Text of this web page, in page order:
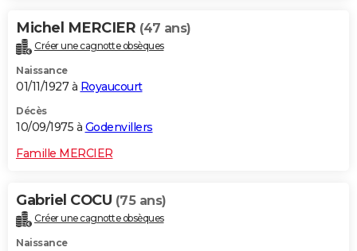
Michel MERCIER (47 ans)
Créer une cagnotte obsèques
Naissance
01/11/1927 à Royaucourt
Décès
10/09/1975 à Godenvillers
Famille MERCIER
Gabriel COCU (75 ans)
Créer une cagnotte obsèques
Naissance